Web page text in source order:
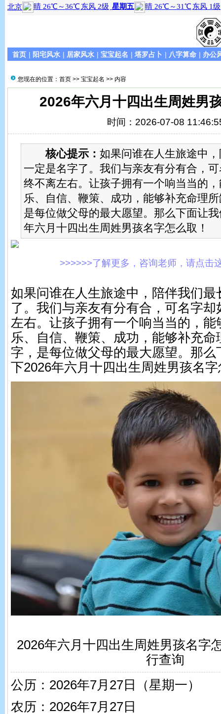
首页 | 阳宅风水 | 居家风水 | 宝宝起名 | 塔罗占卜 | 八字算命 | 办公
您现在的位置： 首页 >> 宝宝起名 >> 内容
2026年六月十四出生周姓男
时间：2026-07-08
核心提示： 如果问谁在人生旅途中
一定是名字了。我们与亲友有分有合，
终不离左右。让孩子拥有一个响当当的
乐、自信、鞭策、成功，能够补充命理
是每位做父母的最大愿望。那么下面让
年六月十四出生周姓男孩名字怎么取！
>>>>>>了解更多，咨询老师，请点击
如果问谁在人生旅途中，陪伴我们最
了。我们与亲友有分有合，可名字
左右。让孩子拥有一个响当当的，能
乐、自信、鞭策、成功，能够补充
字，是每位做父母的最大愿望。那么
下2026年六月十四出生周姓男孩名
2026年六月十四出生周姓男孩名字
行查询
公历：2026年7月27日（星期一）
农历：2026年7月27日